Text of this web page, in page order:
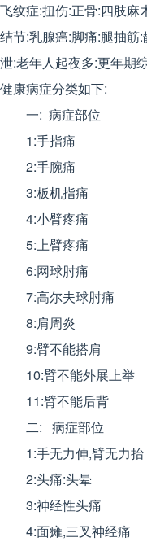
飞纹症:扭伤:正骨:四肢麻
结节:乳腺癌:脚痛:腿抽筋
泄:老年人起夜多:更年
健康病症分类如下:
一: 病症部位
1:手指痛
2:手腕痛
3:板机指痛
4:小臂疼痛
5:上臂疼痛
6:网球肘痛
7:高尔夫球肘痛
8:肩周炎
9:臂不能搭肩
10:臂不能外展上举
11:臂不能后背
二: 病症部位
1:手无力伸,臂无力抬
2:头痛:头晕
3:神经性头痛
4:面瘫,三叉神经痛